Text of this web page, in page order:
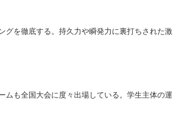
グを徹底する。持久力や瞬発力に裏打ちされた激
ムも全国大会に度々出場している。学生主体の運